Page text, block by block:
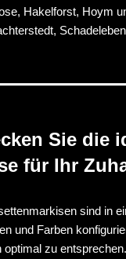
Hakelforst, Hoym
Sie die
für Ihr
sind in
und Farben
optimal zu